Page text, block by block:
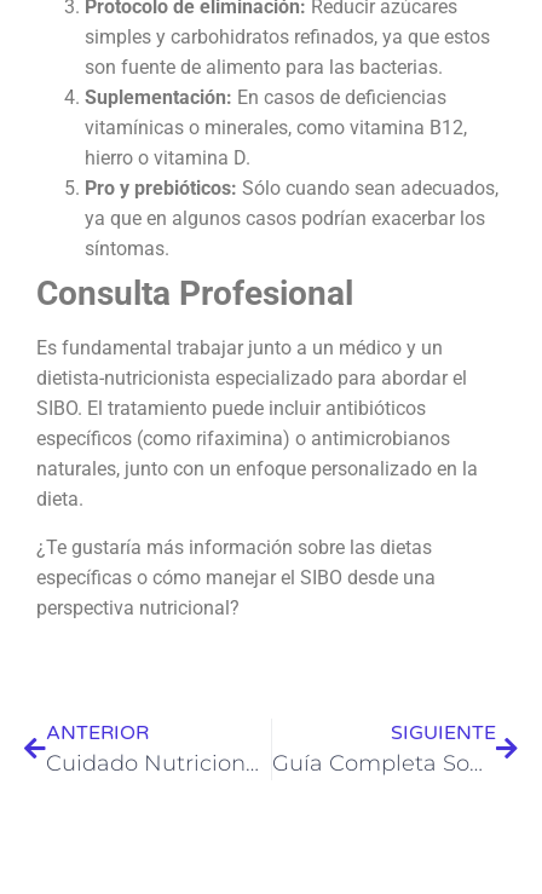
Protocolo de eliminación: Reducir azúcares
simples y carbohidratos refinados, ya que estos
son fuente de alimento para las bacterias.
Suplementación: En casos de deficiencias
vitamínicas o minerales, como vitamina B12,
hierro o vitamina D.
Pro y prebióticos: Sólo cuando sean adecuados,
ya que en algunos casos podrían exacerbar los
síntomas.
Consulta Profesional
Es fundamental trabajar junto a un médico y un
dietista-nutricionista especializado para abordar el
SIBO. El tratamiento puede incluir antibióticos
específicos (como rifaximina) o antimicrobianos
naturales, junto con un enfoque personalizado en la
dieta.
¿Te gustaría más información sobre las dietas
específicas o cómo manejar el SIBO desde una
perspectiva nutricional?
ANTERIOR
Cuidado Nutricional Durante el Embarazo y Postparto: Claves para una Salud Integral
SIGUIENTE
Guía Completa Sobre Nutrición Infantil: Claves para el Desarrollo Saludable de los Niños